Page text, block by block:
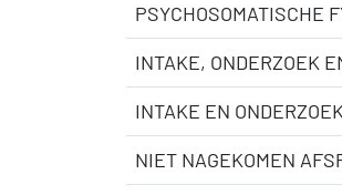
PSYCHOSOMATISCHE
INTAKE, ONDERZOEK
INTAKE EN
NIET NAGEKOMEN